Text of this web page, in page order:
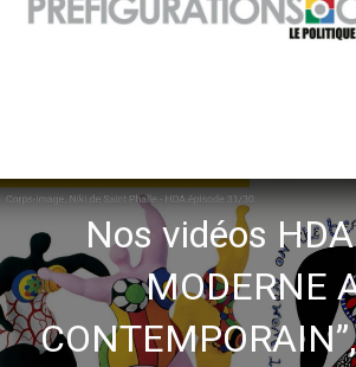
Nos vidéos HDA
MODERNE